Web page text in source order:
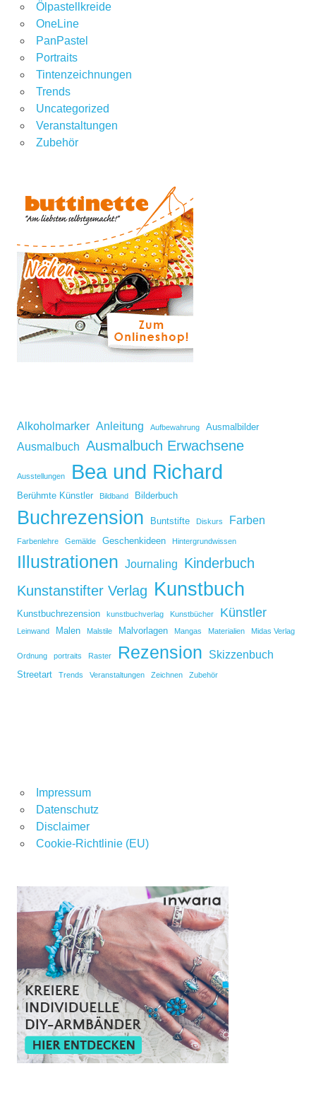
Ölpastellkreide
OneLine
PanPastel
Portraits
Tintenzeichnungen
Trends
Uncategorized
Veranstaltungen
Zubehör
Alkoholmarker Anleitung Aufbewahrung Ausmalbilder
Ausmalbuch Ausmalbuch Erwachsene
Ausstellungen Bea und Richard
Berühmte Künstler Bildband Bilderbuch
Buchrezension Buntstifte Diskurs Farben
Farbenlehre Gemälde Geschenkideen Hintergrundwissen
Illustrationen Journaling
Kinderbuch
Kunstanstifter Verlag Kunstbuch
Kunstbuchrezension kunstbuchverlag Kunstbücher Künstler
Leinwand Malen Malstile Malvorlagen Mangas Materialien Midas Verlag
Ordnung portraits Raster Rezension Skizzenbuch
Streetart Trends Veranstaltungen Zeichnen Zubehör
Impressum
Datenschutz
Disclaimer
Cookie-Richtlinie (EU)